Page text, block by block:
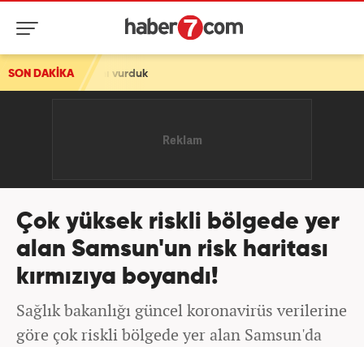
SON DAKİKA
Çok yüksek riskli bölgede yer
alan Samsun'un risk haritası
kırmızıya boyandı!
Sağlık bakanlığı güncel koronavirüs verilerine
göre çok riskli bölgede yer alan Samsun'da